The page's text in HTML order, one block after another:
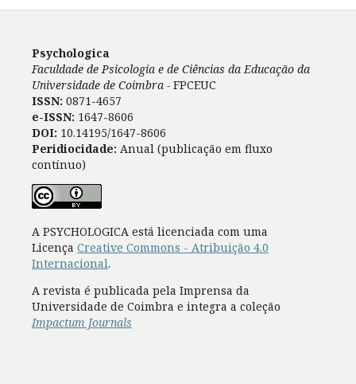
Psychologica
Faculdade de Psicologia e de Ciências da Educação da
Universidade de Coimbra - FPCEUC
ISSN: 0871-4657
e-ISSN: 1647-8606
DOI: 10.14195/1647-8606
Peridiocidade: Anual (publicação em fluxo
contínuo)
A PSYCHOLOGICA está licenciada com uma
Licença Creative Commons - Atribuição 4.0
Internacional.
A revista é publicada pela Imprensa da
Universidade de Coimbra e integra a coleção
Impactum Journals